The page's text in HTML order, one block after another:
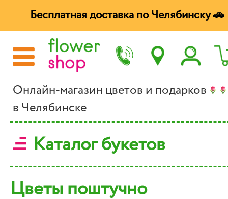
Бесплатная доставка по Челябинску 🚗
Онлайн-магазин цветов и подарков
в Челябинске
Каталог букетов
Цветы поштучно